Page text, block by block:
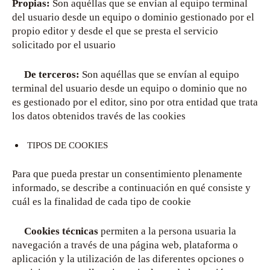
Propias: Son aquéllas que se envían al equipo terminal
del usuario desde un equipo o dominio gestionado por el
propio editor y desde el que se presta el servicio
solicitado por el usuario
De terceros: Son aquéllas que se envían al equipo
terminal del usuario desde un equipo o dominio que no
es gestionado por el editor, sino por otra entidad que trata
los datos obtenidos través de las cookies
TIPOS DE COOKIES
Para que pueda prestar un consentimiento plenamente
informado, se describe a continuación en qué consiste y
cuál es la finalidad de cada tipo de cookie
Cookies técnicas permiten a la persona usuaria la
navegación a través de una página web, plataforma o
aplicación y la utilización de las diferentes opciones o